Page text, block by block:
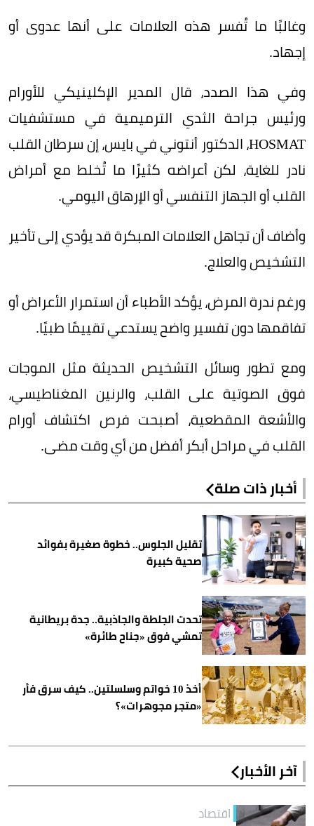
وغالبًا ما تُفسر هذه العلامات على أنها عدوى أو
إجهاد.
وفي هذا الصدد، قال المدير الإكلينيكي للأورام
ورئيس جراحة الثدي الترميمية في مستشفيات
HOSMAT، الدكتور أنتوني في بايس، إن سرطان القلب
نادر للغاية، لكن أعراضه كثيرًا ما تُخلط مع أمراض
القلب أو الجهاز التنفسي أو الإرهاق اليومي.
وأضاف أن تجاهل العلامات المبكرة قد يؤدي إلى تأخير
التشخيص والعلاج.
ورغم ندرة المرض، يؤكد الأطباء أن استمرار الأعراض أو
تفاقمها دون تفسير واضح يستدعي تقييمًا طبيًا.
ومع تطور وسائل التشخيص الحديثة مثل الموجات
فوق الصوتية على القلب، والرنين المغناطيسي،
والأشعة المقطعية، أصبحت فرص اكتشاف أورام
القلب في مراحل أبكر أفضل من أي وقت مضى.
أخبار ذات صلة
تقليل الجلوس.. خطوة صغيرة بفوائد
صحية كبيرة
تحدت الجلطة والجاذبية.. جدة بريطانية
تمشي فوق «جناح طائرة»
أخذ 10 خواتم وسلسلتين.. كيف سرق فأر
«متجر مجوهرات»؟
آخر الأخبار
اقتصاد